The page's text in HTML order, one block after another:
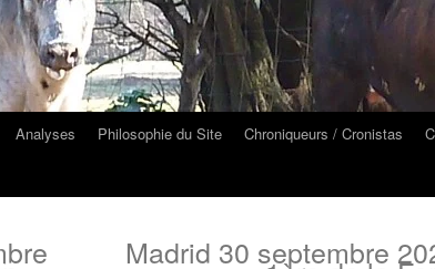
Analyses Philosophie du Site Chroniqueurs / Cronistas
Madrid 30 septembre